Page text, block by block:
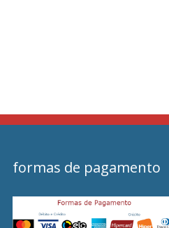
formas de pagamento